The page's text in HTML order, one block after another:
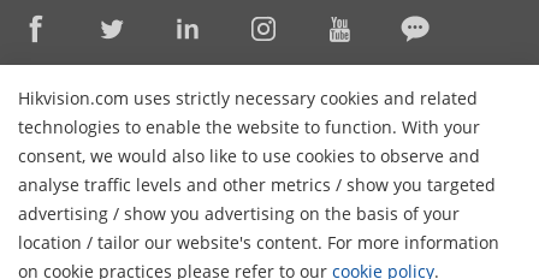
Hikvision.com uses strictly necessary cookies and related
technologies to enable the website to function. With your
consent, we would also like to use cookies to observe and
analyse traffic levels and other metrics / show you targeted
advertising / show you advertising on the basis of your
location / tailor our website's content. For more information
on cookie practices please refer to our cookie policy.
Contactez-nous
Carrières
Où acheter
Assistance en ligne
Contactez-nous
S'abonner au bulletin d'information
© 2026 Hangzhou Hikvision Digital Technology Co., Ltd. Tous
droits réservés.
Politique de confidentialité
Politique en